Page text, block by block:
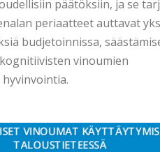
päätöksiin, ja se
periaatteet auttavat
budjetoinnissa,
vinoumien
VINOUMAT
TALOUSTIETEESSÄ